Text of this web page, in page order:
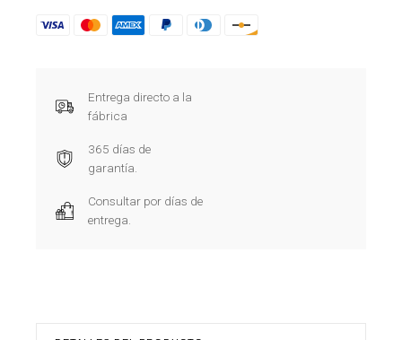
Entrega directo a la
fábrica
365 días de
garantía.
Consultar por días de
entrega.